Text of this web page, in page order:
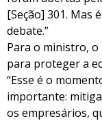
[Seção] 301. Mas
debate.”
Para o ministro,
para proteger a
“Esse é o
importante:
os empresários,